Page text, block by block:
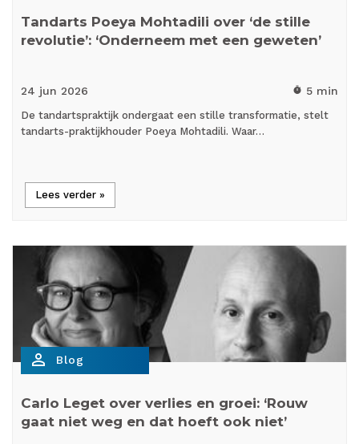
Tandarts Poeya Mohtadili over ‘de stille
revolutie’: ‘Onderneem met een geweten’
24 jun 2026 timer 5 min
De tandartspraktijk ondergaat een stille transformatie, stelt
tandarts-praktijkhouder Poeya Mohtadili. Waar…
Lees verder »
person_outline Blog
Carlo Leget over verlies en groei: ‘Rouw
gaat niet weg en dat hoeft ook niet’